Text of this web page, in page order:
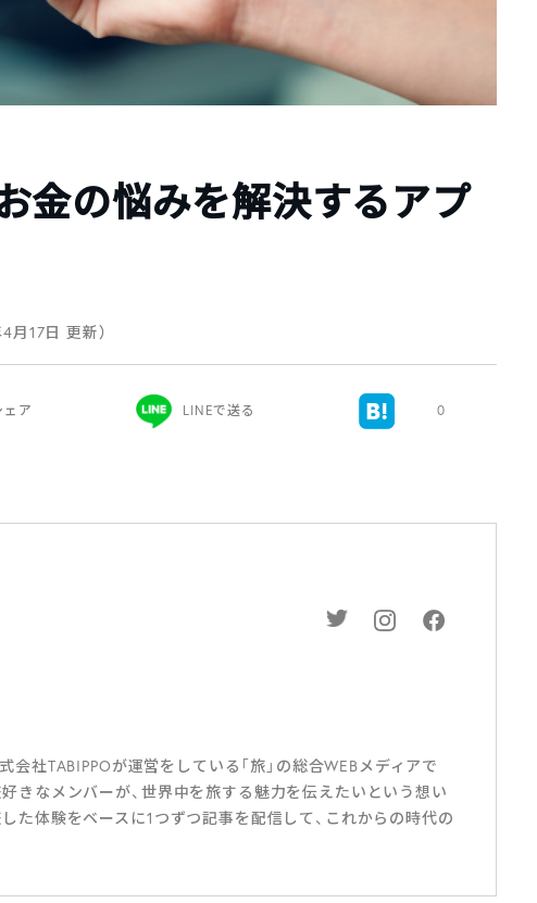
金の悩みを解決するアプ
月17日 更新）
ェア LINEで送る 0
会社TABIPPOが運営をしている「旅」の総合WEBメディアで
きなメンバーが、世界中を旅する魅力を伝えたいという想い
た体験をベースに1つずつ記事を配信して、これからの時代の